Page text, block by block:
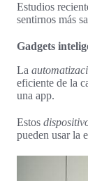
Estudios
sentirnos más
Gadgets
La
eficiente de la
una app.
Estos
pueden usar la